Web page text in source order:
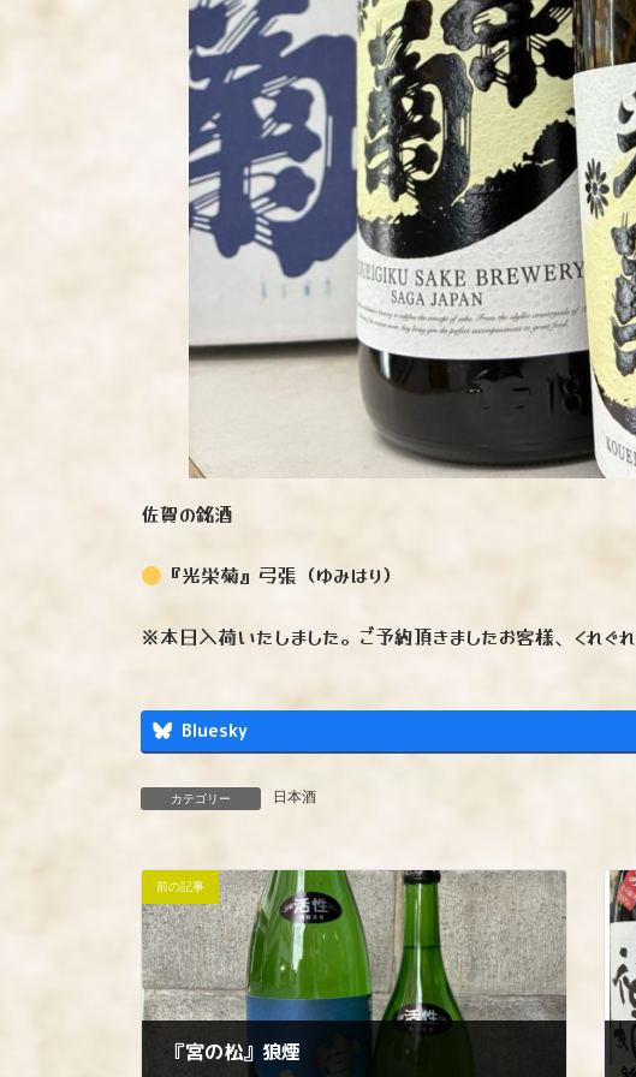
佐賀の銘酒
『光栄菊』弓張（ゆみはり）
※本日入荷いたしました。ご予約頂きましたお客様、くれぐ
Bluesky
カテゴリー 日本酒
前の記事
『宮の松』狼煙